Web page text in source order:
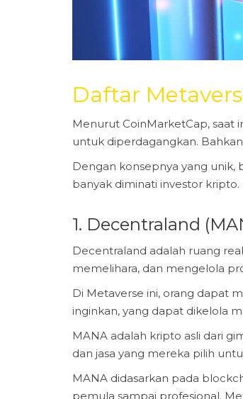
Daftar
Menurut CoinMarketCap, saat
untuk diperdagangkan.
Dengan konsepnya yang unik,
banyak diminati investor
1. Decentraland
Decentraland adalah ruang
memelihara, dan mengelola
Di Metaverse ini, orang dapat
inginkan, yang dapat dikelola
MANA adalah kripto asli dari
dan jasa yang mereka pilih
MANA didasarkan pada
pemula sampai profesional.